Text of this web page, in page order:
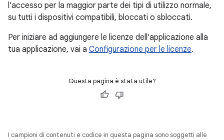
l'accesso per la maggior parte dei tipi di utilizzo normale,
su tutti i dispositivi compatibili, bloccati o sbloccati.
Per iniziare ad aggiungere le licenze dell'applicazione alla
tua applicazione, vai a Configurazione per le licenze.
Questa pagina è stata utile?
I campioni di contenuti e codice in questa pagina sono soggetti alle